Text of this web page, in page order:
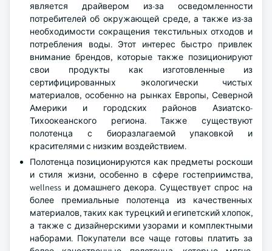
является драйвером из-за осведомленности
потребителей об окружающей среде, а также из-за
необходимости сокращения текстильных отходов и
потребления воды. Этот интерес быстро привлек
внимание брендов, которые также позиционируют
свои продукты как изготовленные из
сертифицированных экологически чистых
материалов, особенно на рынках Европы, Северной
Америки и городских районов Азиатско-
Тихоокеанского региона. Также существуют
полотенца с биоразлагаемой упаковкой и
красителями с низким воздействием.
Полотенца позиционируются как предметы роскоши
и стиля жизни, особенно в сфере гостеприимства,
wellness и домашнего декора. Существует спрос на
более премиальные полотенца из качественных
материалов, таких как турецкий и египетский хлопок,
а также с дизайнерскими узорами и комплектными
наборами. Покупатели все чаще готовы платить за